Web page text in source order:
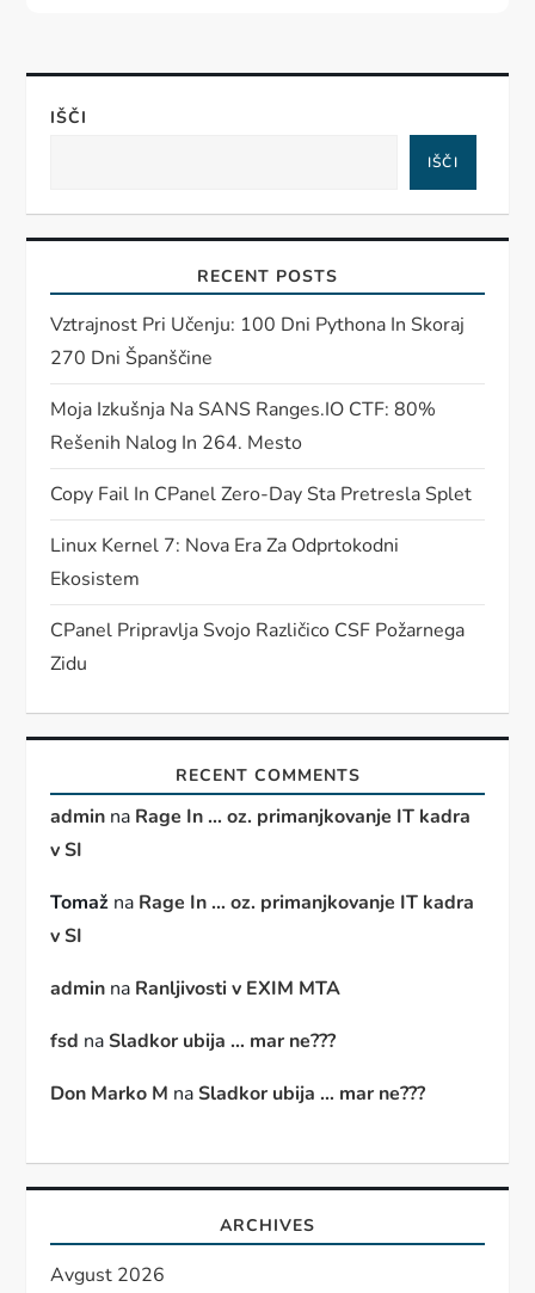
IŠČI
IŠČI
RECENT POSTS
Vztrajnost Pri Učenju: 100 Dni Pythona In Skoraj
270 Dni Španščine
Moja Izkušnja Na SANS Ranges.IO CTF: 80%
Rešenih Nalog In 264. Mesto
Copy Fail In CPanel Zero-Day Sta Pretresla Splet
Linux Kernel 7: Nova Era Za Odprtokodni
Ekosistem
CPanel Pripravlja Svojo Različico CSF Požarnega
Zidu
RECENT COMMENTS
admin na Rage In … oz. primanjkovanje IT kadra
v SI
Tomaž na Rage In … oz. primanjkovanje IT kadra
v SI
admin na Ranljivosti v EXIM MTA
fsd naSladkor ubija … mar ne???
Don Marko M naSladkor ubija … mar ne???
ARCHIVES
Avgust 2026